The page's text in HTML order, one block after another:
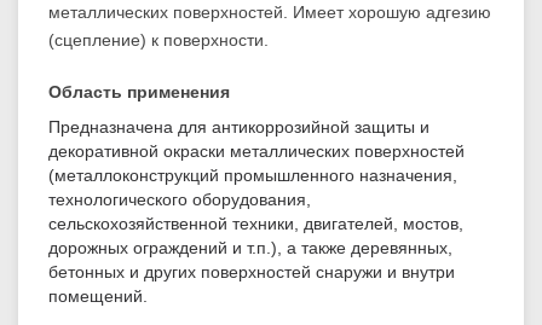
металлических поверхностей. Имеет хорошую адгезию
(сцепление) к поверхности.
Область применения
Предназначена для антикоррозийной защиты и
декоративной окраски металлических поверхностей
(металлоконструкций промышленного назначения,
технологического оборудования,
сельскохозяйственной техники, двигателей, мостов,
дорожных ограждений и т.п.), а также деревянных,
бетонных и других поверхностей снаружи и внутри
помещений.